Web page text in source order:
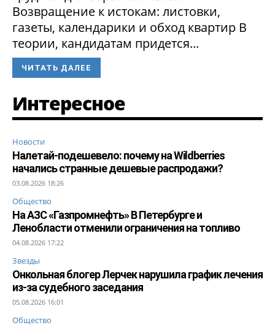
Возвращение к истокам: листовки,
газеты, календарики и обход квартир В
теории, кандидатам придется...
ЧИТАТЬ ДАЛЕЕ
Интересное
Новости
Налетай-подешевело: почему на Wildberries
начались странные дешевые распродажи?
03.08.2026 18:26
Общество
На АЗС «Газпромнефть» В Петербурге и
Ленобласти отменили ограничения на топливо
04.08.2026 17:22
Звезды
Онкольная блогер Лерчек нарушила график лечения
из-за судебного заседания
05.08.2026 16:01
Общество